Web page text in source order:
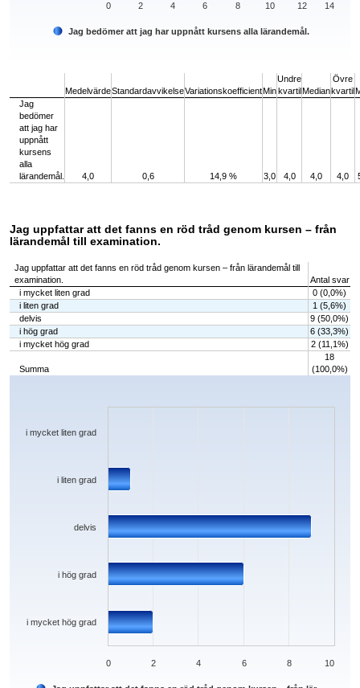
Jag bedömer att jag har uppnått kursens alla lärandemål.
0 2 4 6 8 10 12 14
MedelvärdeStandardavvikelseVariationskoefficientMin
Undre
kvartilMedian
Övre
kvartil
Jag
bedömer
att jag har
uppnått
kursens
alla
lärandemål.
4,0 0,6 14,9 % 3,0 4,0 4,0 4,0
Jag uppfattar att det fanns en röd tråd genom kursen – från
lärandemål till examination.
Jag uppfattar att det fanns en röd tråd genom kursen – från lärandemål till
examination.
Antal svar
i mycket liten grad
0 (0,0%)
i liten grad
1 (5,6%)
delvis
9 (50,0%)
i hög grad
6 (33,3%)
i mycket hög grad
2 (11,1%)
Summa
18
(100,0%)
Chart
The chart has 1 X axis displaying categories.
i mycket hög grad
i hög grad
delvis
i liten grad
i mycket liten grad
0 2 4 6 8 10